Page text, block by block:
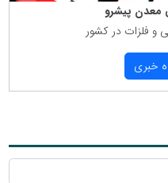
معدن پیشرو
و فلزات در كشور
خبری